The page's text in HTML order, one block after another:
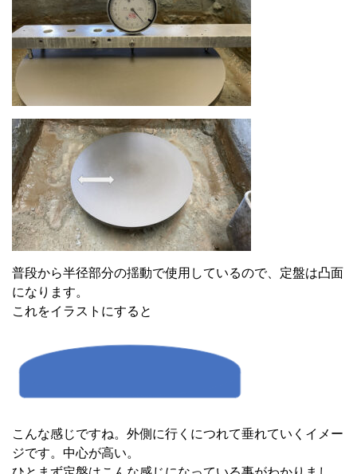
普段から半径部分の揺動で使用しているので、定盤は凸面
になります。
これをイラストにすると
こんな感じですね。外側に行くにつれて垂れていくイメー
ジです。中心が高い。